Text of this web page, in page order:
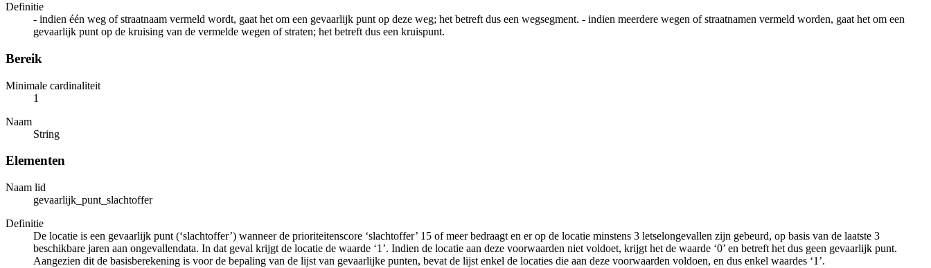
Definitie
- indien één weg of straatnaam vermeld wordt, gaat het om een gevaarlijk punt op deze weg; het betreft dus een wegsegment. - indien meerdere wegen of straatnamen vermeld worden, gaat het om een
gevaarlijk punt op de kruising van de vermelde wegen of straten; het betreft dus een kruispunt.
Bereik
Minimale cardinaliteit
1
Naam
String
Elementen
Naam lid
gevaarlijk_punt_slachtoffer
Definitie
De locatie is een gevaarlijk punt (‘slachtoffer’) wanneer de prioriteitenscore ‘slachtoffer’ 15 of meer bedraagt en er op de locatie minstens 3 letselongevallen zijn gebeurd, op basis van de laatste 3
beschikbare jaren aan ongevallendata. In dat geval krijgt de locatie de waarde ‘1’. Indien de locatie aan deze voorwaarden niet voldoet, krijgt het de waarde ‘0’ en betreft het dus geen gevaarlijk punt.
Aangezien dit de basisberekening is voor de bepaling van de lijst van gevaarlijke punten, bevat de lijst enkel de locaties die aan deze voorwaarden voldoen, en dus enkel waardes ‘1’.